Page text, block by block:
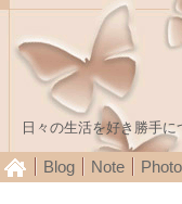
日々の生活を好き勝手
Blog Note